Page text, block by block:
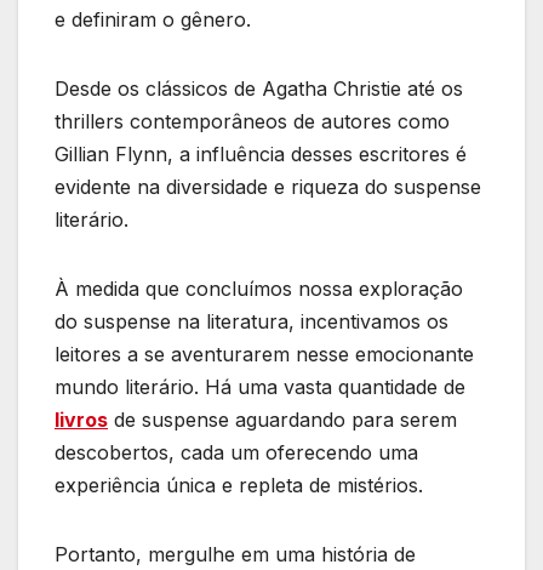
e definiram o gênero.
Desde os clássicos de Agatha Christie até os
thrillers contemporâneos de autores como
Gillian Flynn, a influência desses escritores é
evidente na diversidade e riqueza do suspense
literário.
À medida que concluímos nossa exploração
do suspense na literatura, incentivamos os
leitores a se aventurarem nesse emocionante
mundo literário. Há uma vasta quantidade de
livros de suspense aguardando para serem
descobertos, cada um oferecendo uma
experiência única e repleta de mistérios.
Portanto, mergulhe em uma história de